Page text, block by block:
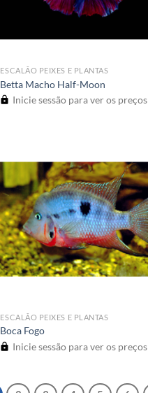
ESCALÃO PEIXES E PLANTAS
Betta Macho Half-Moon
Inicie sessão para ver os preços
ESCALÃO PEIXES E PLANTAS
Boca Fogo
Inicie sessão para ver os preços